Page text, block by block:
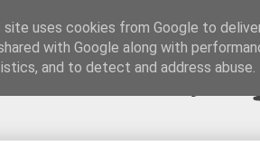
site uses cookies from Google to
with Google along with
and to detect and address abuse.